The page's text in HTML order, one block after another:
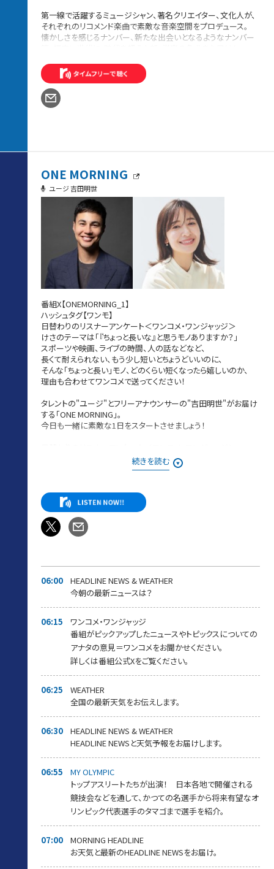
第一線で活躍するミュージシャン、著名クリエイター、文化人が、
それぞれのリコメンド楽曲で素敵な音楽空間をプロデュース。
懐かしさを感じるナンバー、新たな出会いとなるようなナンバー
続きを読む
ONE MORNING
ユージ 吉田明世
番組X【ONEMORNING_1】
ハッシュタグ【ワンモ】
日替わりのリスナーアンケート＜ワンコメ・ワンジャッジ＞
けさのテーマは「『ちょっと長いな』と思うモノありますか？」
スポーツや映画、ライブの時間、人の話などなど、
長くて耐えられない、もう少し短いとちょうどいいのに、
そんな「ちょっと長い」モノ、どのくらい短くなったら嬉しいのか、
理由も合わせてワンコメで送ってください！
タレントの"ユージ"とフリーアナウンサーの"吉田明世"がお届け
する「ONE MORNING」。
今日も一緒に素敵な1日をスタートさせましょう！
★ONE MORNING 公式Xで実施！★
みなさんからの「BEST HITS REQUEST」もHPから募集中！！
採用された方には番組オリジナルステッカーをプレゼントしてい
ます。
続きを読む
06:00
HEADLINE NEWS & WEATHER
今朝の最新ニュースは？
06:15
ワンコメ・ワンジャッジ
番組がピックアップしたニュースやトピックスについての
アナタの意見＝ワンコメをお聞かせください。
詳しくは番組公式Xをご覧ください。
06:25
WEATHER
全国の最新天気をお伝えします。
06:30
HEADLINE NEWS & WEATHER
HEADLINE NEWSと天気予報をお届けします。
06:55
MY OLYMPIC
トップアスリートたちが出演！ 日本各地で開催される
競技会などを通して、かつての名選手から将来有望なオ
リンピック代表選手のタマゴまで選手を紹介。
07:00
MORNING HEADLINE
お天気と最新のHEADLINE NEWSをお届け。